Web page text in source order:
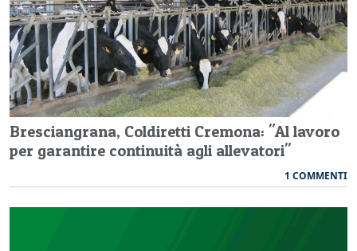
Bresciangrana, Coldiretti Cremona: "Al lavoro
per garantire continuità agli allevatori"
1 COMMENTI